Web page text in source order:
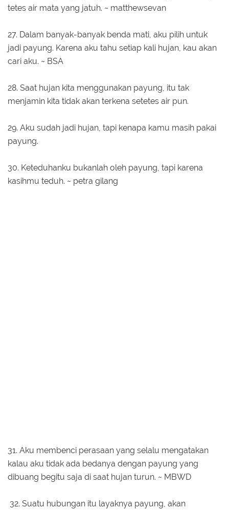
tetes air mata yang jatuh. ~ matthewsevan
27. Dalam banyak-banyak benda mati, aku pilih untuk
jadi payung. Karena aku tahu setiap kali hujan, kau akan
cari aku. ~ BSA
28. Saat hujan kita menggunakan payung, itu tak
menjamin kita tidak akan terkena setetes air pun.
29. Aku sudah jadi hujan, tapi kenapa kamu masih pakai
payung.
30. Keteduhanku bukanlah oleh payung, tapi karena
kasihmu teduh. ~ petra gilang
31. Aku membenci perasaan yang selalu mengatakan
kalau aku tidak ada bedanya dengan payung yang
dibuang begitu saja di saat hujan turun. ~ MBWD
32. Suatu hubungan itu layaknya payung, akan